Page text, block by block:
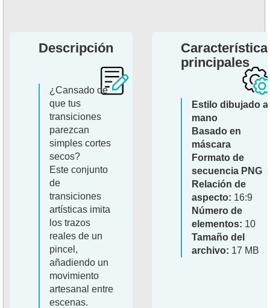
Descripción
¿Cansado de
que tus
transiciones
parezcan
simples cortes
secos?
Este conjunto
de
transiciones
artísticas imita
los trazos
reales de un
pincel,
añadiendo un
movimiento
artesanal entre
escenas.
principales
Estilo dibujado a
mano
Basado en
máscara
Formato de
secuencia PNG
Relación de
aspecto: 16:9
Número de
elementos: 10
Tamaño del
archivo: 17 MB